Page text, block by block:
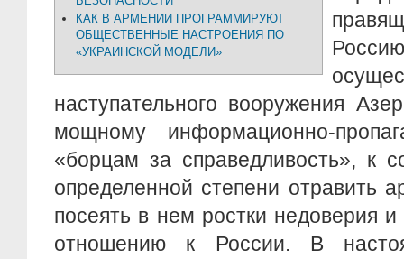
КАК В АРМЕНИИ ПРОГРАММИРУЮТ
ОБЩЕСТВЕННЫЕ НАСТРОЕНИЯ ПО
«УКРАИНСКОЙ МОДЕЛИ»
наступательного вооружения
мощному информационно-
«борцам за справедливость», к
определенной степени отравить
посеять в нем ростки недоверия и
отношению к России. В